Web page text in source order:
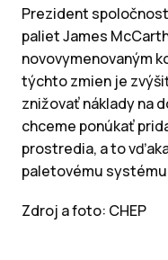
Prezident
paliet James
novovymenovaným
týchto zmien je
znižovať náklady na
chceme ponúkať
prostredia, a to
paletovému systému
Zdroj a foto: CHEP